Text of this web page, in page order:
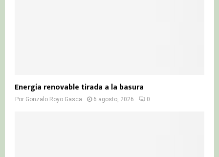
Energía renovable tirada a la basura
Por Gonzalo Royo Gasca 6 agosto, 2026 0